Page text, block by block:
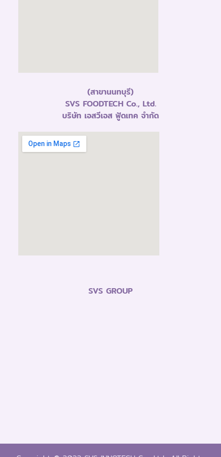
(สาขานนทบุรี)
SVS FOODTECH Co., Ltd.
บริษัท เอสวีเอส ฟู้ดเทค จำกัด
SVS GROUP